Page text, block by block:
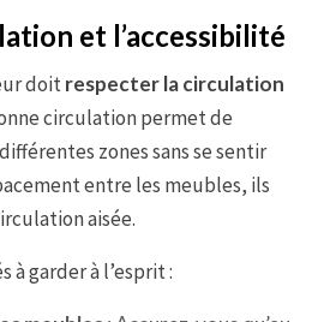
et l’accessibilité
doitrespecter la circulation
circulation permet de
zones sans se sentir
entre les meubles, ils
aisée.
à garder à l’esprit :